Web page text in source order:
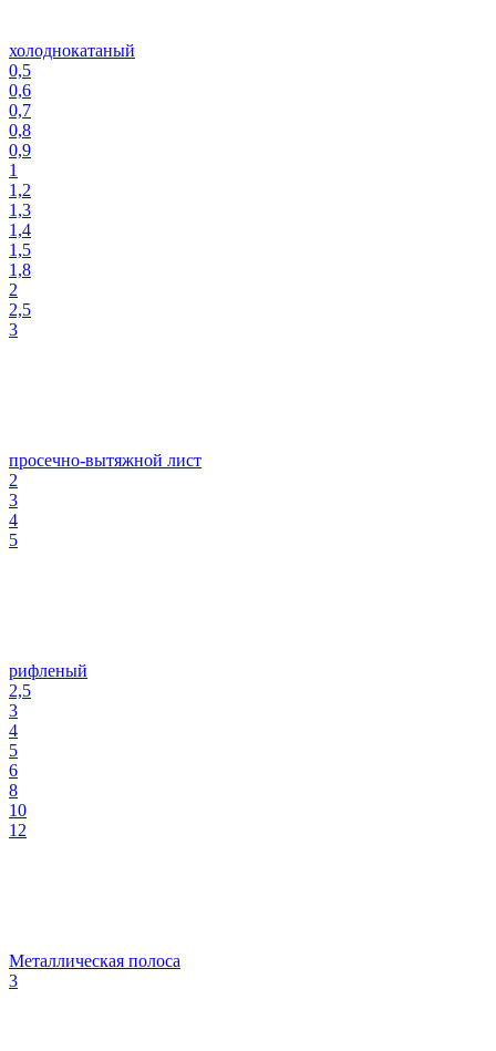
холоднокатаный
0,5
0,6
0,7
0,8
0,9
1
1,2
1,3
1,4
1,5
1,8
2
2,5
3
просечно-вытяжной лист
2
3
4
5
рифленый
2,5
3
4
5
6
8
10
12
Металлическая полоса
3